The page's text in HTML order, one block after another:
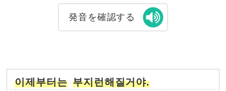
発音を確認する
이제부터는 부지런해질거야.